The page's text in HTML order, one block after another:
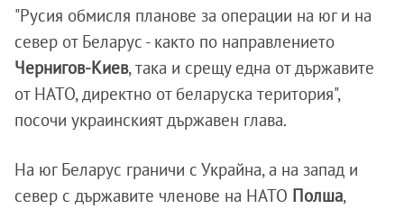
"Русия обмисля планове за операции на юг и на
север от Беларус - както по направлението
Чернигов-Киев, така и срещу една от държавите
от НАТО, директно от беларуска територия",
посочи украинският държавен глава.
На юг Беларус граничи с Украйна, а на запад и
север с държавите членове на НАТО Полша,